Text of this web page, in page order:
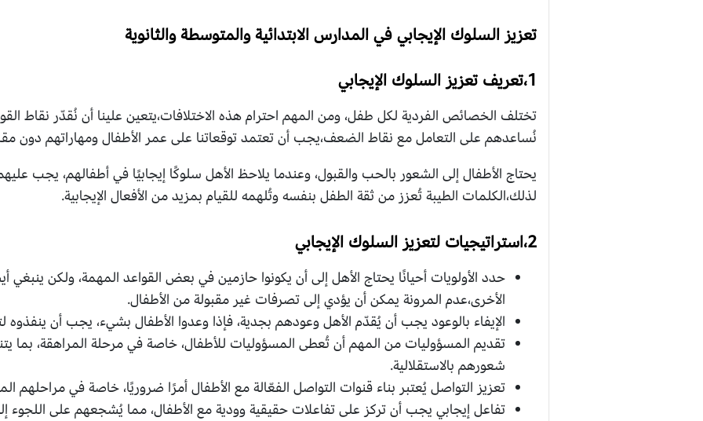
تعزيز السلوك الإيجابي في المدارس الابتدائية والمتوسطة والثانوية
1،تعريف تعزيز السلوك الإيجابي
تختلف الخصائص الفردية لكل طفل، ومن المهم احترام هذه الاختلافات،يتعين علينا أن نُقدّر نقاط
نُساعدهم على التعامل مع نقاط الضعف،يجب أن تعتمد توقعاتنا على عمر الأطفال ومهاراتهم دون
يحتاج الأطفال إلى الشعور بالحب والقبول، وعندما يلاحظ الأهل سلوكًا إيجابيًا في أطفالهم، يجب
لذلك،الكلمات الطيبة تُعزز من ثقة الطفل بنفسه وتُلهمه للقيام بمزيد من الأفعال الإيجابية.
2،استراتيجيات لتعزيز السلوك الإيجابي
حدد الأولويات أحيانًا يحتاج الأهل إلى أن يكونوا حازمين في بعض القواعد المهمة، ولكن ينبغي
الأخرى،عدم المرونة يمكن أن يؤدي إلى تصرفات غير مقبولة من الأطفال.
الإيفاء بالوعود يجب أن يُقدّم الأهل وعودهم بجدية، فإذا وعدوا الأطفال بشيء، يجب أن ينفذوه
تقديم المسؤوليات من المهم أن تُعطى المسؤوليات للأطفال، خاصة في مرحلة المراهقة، بما
شعورهم بالاستقلالية.
تعزيز التواصل يُعتبر بناء قنوات التواصل الفعّالة مع الأطفال أمرًا ضروريًا، خاصة في مراحلهم
تفاعل إيجابي يجب أن تركز على تفاعلات حقيقية وودية مع الأطفال، مما يُشجعهم على